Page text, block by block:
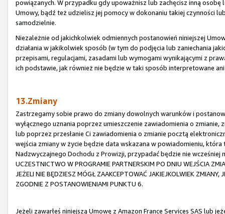
powiązanych. W przypadku gdy upoważnisz lub zachęcisz inną
Umowy, bądź też udzielisz jej pomocy w dokonaniu takiej czynności
samodzielnie.
Niezależnie od jakichkolwiek odmiennych postanowień niniejszej
działania w jakikolwiek sposób (w tym do podjęcia lub zaniechania
przepisami, regulacjami, zasadami lub wymogami wynikającymi z
ich podstawie, jak również nie będzie w taki sposób interpretowane
13.Zmiany
Zastrzegamy sobie prawo do zmiany dowolnych warunków i
wyłącznego uznania poprzez umieszczenie zawiadomienia o
lub poprzez przesłanie Ci zawiadomienia o zmianie pocztą
wejścia zmiany w życie będzie data wskazana w powiadomieniu,
Nadzwyczajnego Dochodu z Prowizji, przypadać będzie nie
UCZESTNICTWO W PROGRAMIE PARTNERSKIM PO DNIU WEJŚCIA
JEŻELI NIE BĘDZIESZ MÓGŁ ZAAKCEPTOWAĆ JAKIEJKOLWIEK
ZGODNIE Z POSTANOWIENIAMI PUNKTU 6.
Jeżeli zawarłeś niniejszą Umowę z Amazon France Services SAS lub